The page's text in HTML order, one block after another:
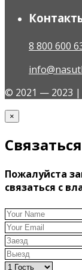
8 800 600
© 2021 — 2023 |
×
Пожалуйста
связаться с